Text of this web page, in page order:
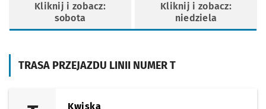
TRASA PRZEJAZDU LINII NUMER T
Kwiska
Kliknij i zobacz:
sobota
Kliknij i zobacz:
niedziela